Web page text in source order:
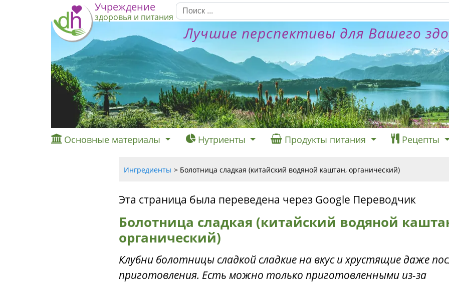
Учреждение
здоровья и питания
Лучшие перспективы для Вашего
Основные материалы Нутриенты Продукты питания Рецепты
Ингредиенты Болотница сладкая (китайский водяной каштан, органический)
Эта страница была переведена через Google Переводчик
Болотница сладкая (китайский водяной
органический)
Клубни болотницы сладкой сладкие на вкус и хрустящие даже
приготовления. Есть можно только приготовленными из-за